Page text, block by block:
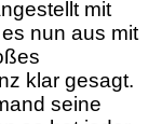
mit
nun aus mit
klar gesagt.
seine